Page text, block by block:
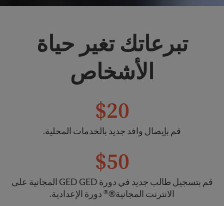
تبرعاتك تغير حياة
الأشخاص
$20
قم بإيصال وافد جديد بالخدمات المحلية.
$50
قم بتسجيل طالب جديد في دورة GED GED المجانية على
الانترنت المجانية®® دورة الإعدادية.